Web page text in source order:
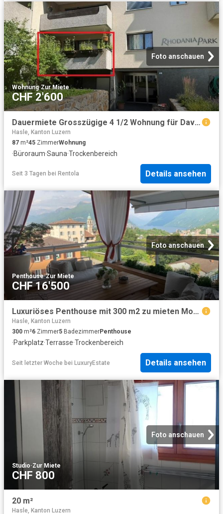
Foto anschauen
Wohnung·Zur Miete
CHF 2'600
Dauermiete Grosszügige 4 1/2 Wohnung für Davoser Familie Optional mit Büro
Hasle, Kanton Luzern
87 m²45 ZimmerWohnung
·Büroraum·Sauna·Trockenbereich
Seit 3 Tagen bei Rentola Details ansehen
Foto anschauen
Penthouse·Zur Miete
CHF 16'500
Luxuriöses Penthouse mit 300 m2 zu mieten Montagnola, Tessin
Hasle, Kanton Luzern
300 m²6 Zimmer5 BadezimmerPenthouse
·Parkplatz·Terrasse·Trockenbereich
Seit letzter Woche bei LuxuryEstate Details ansehen
Foto anschauen
Studio·Zur Miete
CHF 800
20 m²
Hasle, Kanton Luzern